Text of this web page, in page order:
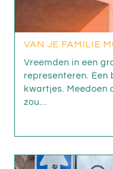
VAN JE FAMILIE
Vreemden in een
representeren. Een
kwartjes. Meedoen
zou…